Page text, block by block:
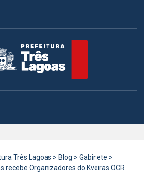
Três Lagoas > Blog > Gabinete >
recebe Organizadores do Kveiras OCR